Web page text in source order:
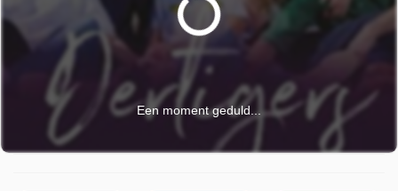
Een moment geduld...